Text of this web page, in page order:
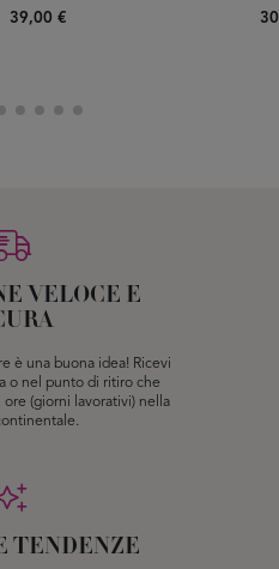
39,00 €
VELOCE E
è una buona idea! Ricevi
o nel punto di ritiro che
(giorni lavorativi) nella
TENDENZE